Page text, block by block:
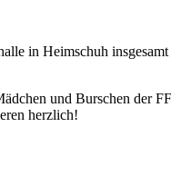
in Heimschuh
und Burschen der
herzlich!